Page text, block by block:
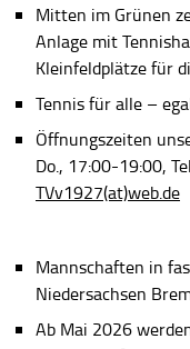
Mitten im Grünen
Anlage mit
Kleinfeldplätze für
Tennis für alle –
Öffnungszeiten
Do., 17:00-19:00,
TVv1927(at)web.de
Mannschaften in
Niedersachsen
Ab Mai 2026